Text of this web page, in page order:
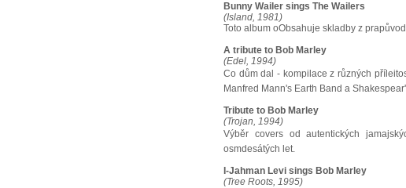
Bunny Wailer sings The Wailers
(Island, 1981)
Toto album oObsahuje skladby z
A tribute to Bob Marley
(Edel, 1994)
Co dům dal - kompilace z různých
Manfred Mann's Earth Band a
Tribute to Bob Marley
(Trojan, 1994)
Výběr covers od autentických
osmdesátých let.
I-Jahman Levi sings Bob Marley
(Tree Roots, 1995)